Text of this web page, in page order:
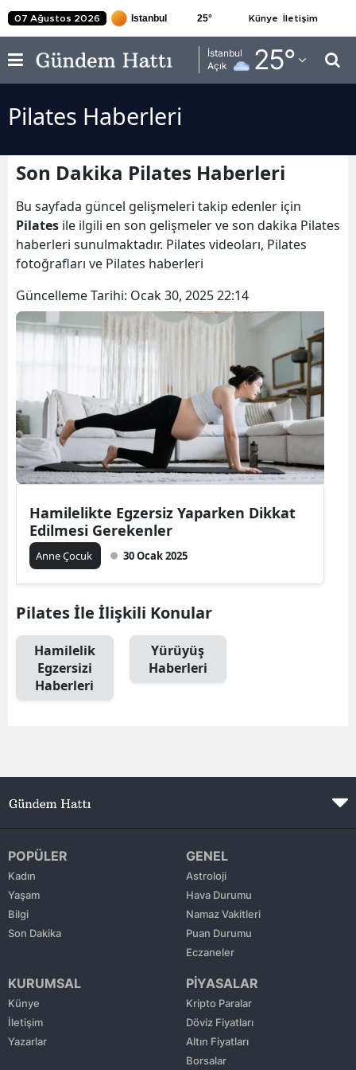
07 Ağustos 2026 25° Künye İletişim
İstanbul
Açık
25°
Adana
Adıyaman
Amasya
Ankara
Antalya
Aydın
Bilecik
Bingöl
Bitlis
Bolu
Burdur
Çorum
Erzurum
Eskişehir
Gaziantep
Giresun
Gümüşhane
Hatay
Isparta
Pilates Haberleri
Son Dakika Pilates Haberleri
Bu sayfada güncel gelişmeleri takip edenler için
Pilates ile ilgili en son gelişmeler ve son dakika Pilates
haberleri sunulmaktadır. Pilates videoları, Pilates
fotoğrafları ve Pilates haberleri
Güncelleme Tarihi: Ocak 30, 2025 22:14
Hamilelikte Egzersiz Yaparken Dikkat
Edilmesi Gerekenler
Anne Çocuk 30 Ocak 2025
Pilates İle İlişkili Konular
Hamilelik
Egzersizi
Haberleri
Yürüyüş
Haberleri
POPÜLER
Kadın
Yaşam
Bilgi
Son Dakika
GENEL
Astroloji
Hava Durumu
Namaz Vakitleri
Puan Durumu
Eczaneler
KURUMSAL
Künye
İletişim
Yazarlar
PİYASALAR
Kripto Paralar
Döviz Fiyatları
Altın Fiyatları
Borsalar